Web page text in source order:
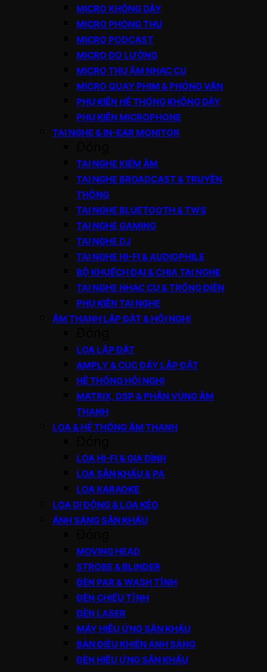
MICRO KHÔNG DÂY
MICRO PHÒNG THU
MICRO PODCAST
MICRO ĐO LƯỜNG
MICRO THU ÂM NHẠC CỤ
MICRO QUAY PHIM & PHỎNG VẤN
PHỤ KIỆN HỆ THỐNG KHÔNG DÂY
PHỤ KIỆN MICROPHONE
TAI NGHE & IN-EAR MONITOR
TAI NGHE KIỂM ÂM
TAI NGHE BROADCAST & TRUYỀN
THÔNG
TAI NGHE BLUETOOTH & TWS
TAI NGHE GAMING
TAI NGHE DJ
TAI NGHE HI-FI & AUDIOPHILE
BỘ KHUẾCH ĐẠI & CHIA TAI NGHE
TAI NGHE NHẠC CỤ & TRỐNG ĐIỆN
PHỤ KIỆN TAI NGHE
ÂM THANH LẮP ĐẶT & HỘI NGHỊ
LOA LẮP ĐẶT
AMPLY & CỤC ĐẨY LẮP ĐẶT
HỆ THỐNG HỘI NGHỊ
MATRIX, DSP & PHÂN VÙNG ÂM
THANH
LOA & HỆ THỐNG ÂM THANH
LOA HI-FI & GIA ĐÌNH
LOA SÂN KHẤU & PA
LOA KARAOKE
LOA DI ĐỘNG & LOA KÉO
ÁNH SÁNG SÂN KHẤU
MOVING HEAD
STROBE & BLINDER
ĐÈN PAR & WASH TĨNH
ĐÈN CHIẾU TĨNH
ĐÈN LASER
MÁY HIỆU ỨNG SÂN KHẤU
BÀN ĐIỀU KHIỂN ÁNH SÁNG
ĐÈN HIỆU ỨNG SÂN KHẤU